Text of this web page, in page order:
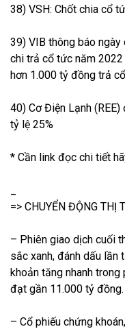
38) VSH: Chốt chia cổ
39) VIB thông báo
chi trả cổ tức năm
hơn 1.000 tỷ đồng trả
40) Cơ Điện Lạnh
tỷ lệ 25%
* Cần link đọc chi tiết
=> CHUYỂN ĐỘNG THỊ
– Phiên giao dịch cuối
sắc xanh, đánh dấu lần
khoản tăng nhanh trong
đạt gần 11.000 tỷ đồng.
– Cổ phiếu chứng